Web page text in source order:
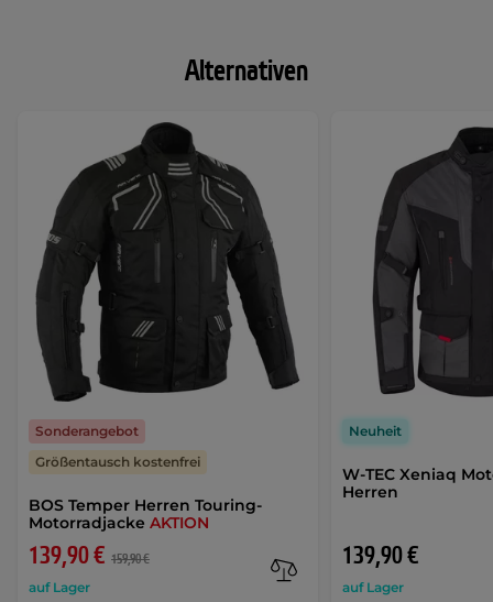
Alternativen
BOS Temper Herren Touring-
Motorradjacke AKTION
139,90 € 159,90 €
auf Lager
Sonderangebot
Größentausch kostenfrei
W-TEC Xeniaq
Herren
139,90 €
auf Lager
Neuheit